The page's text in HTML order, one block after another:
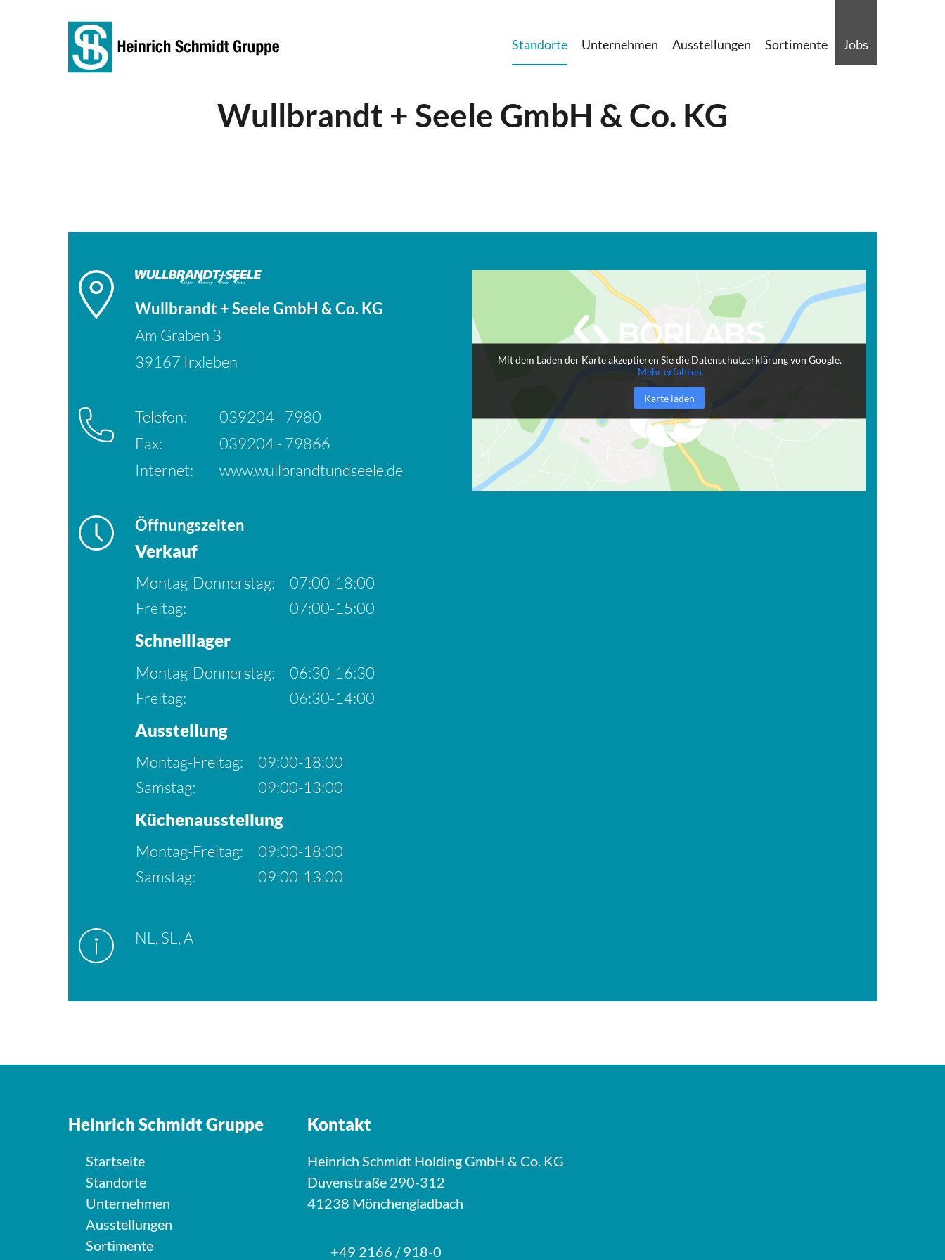
Standorte Unternehmen Ausstellungen Sortimente Jobs
Wullbrandt + Seele GmbH & Co. KG
Wullbrandt + Seele GmbH & Co. KG
Am Graben 3
39167 Irxleben
Telefon:
039204 - 7980
Fax:
039204 - 79866
Internet:
www.wullbrandtundseele.de
Öffnungszeiten
Verkauf
Montag-Donnerstag:
07:00-18:00
Freitag:
07:00-15:00
Schnelllager
Montag-Donnerstag:
06:30-16:30
Freitag:
06:30-14:00
Ausstellung
Montag-Freitag:
09:00-18:00
Samstag:
09:00-13:00
Küchenausstellung
Montag-Freitag:
09:00-18:00
Samstag:
09:00-13:00
NL, SL, A
Mit dem Laden der Karte akzeptieren Sie die Datenschutzerklärung von Google.
Mehr erfahren
Karte laden
Heinrich Schmidt Gruppe
Startseite
Standorte
Unternehmen
Ausstellungen
Sortimente
Kontakt
Heinrich Schmidt Holding GmbH & Co. KG
Duvenstraße 290-312
41238 Mönchengladbach
+49 2166 / 918-0